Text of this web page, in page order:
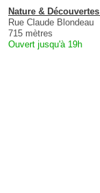
Nature &
Rue Claude Blondeau
715 mètres
Ouvert jusqu'à 19h